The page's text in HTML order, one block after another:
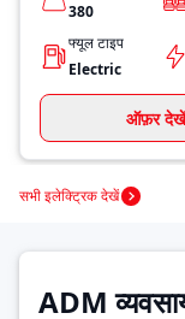
380
फ्यूल टाइप
Electric
ऑफ़र देखें
सभी इलेक्ट्रिक देखें
ADM